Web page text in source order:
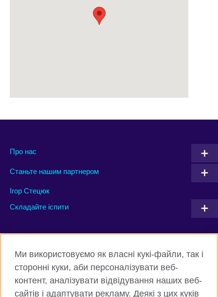
Про нас
Станьте нашим партнером
Ігор Стецюк
Складайте іспити
Connect with us
Facebook Twitter
Instagram Flickr
Ми використовуємо як власні кукі-файли, так і
сторонні куки, аби персоналізувати веб-
контент, аналізувати відвідування наших веб-
сайтів і адаптувати рекламу. Деякі з цих куків